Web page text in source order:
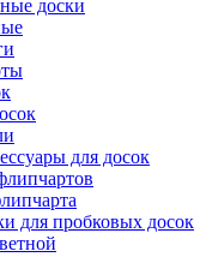
доски
для досок
для пробковых досок